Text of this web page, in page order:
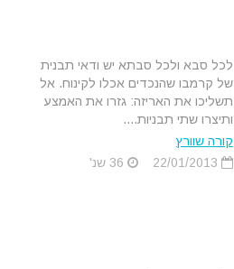
לכל סבא ולכל סבתא יש ודאי תבנית
של קרמבו שהנכדים אכלו לקינוח. אל
תשליכו את האריזה: גזרו את האמצע
ותיצרו שתי תבניות....
קורה שוורץ